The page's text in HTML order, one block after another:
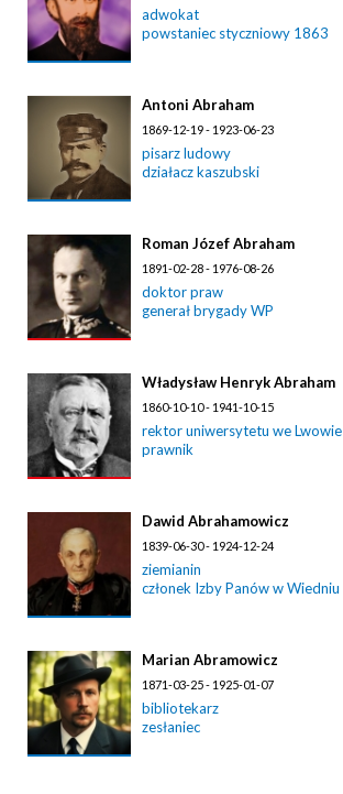
adwokat
powstaniec styczniowy 1863
Antoni Abraham
1869-12-19 - 1923-06-23
pisarz ludowy
działacz kaszubski
Roman Józef Abraham
1891-02-28 - 1976-08-26
doktor praw
generał brygady WP
Władysław Henryk Abraham
1860-10-10 - 1941-10-15
rektor uniwersytetu we Lwowie
prawnik
Dawid Abrahamowicz
1839-06-30 - 1924-12-24
ziemianin
członek Izby Panów w Wiedniu
Marian Abramowicz
1871-03-25 - 1925-01-07
bibliotekarz
zesłaniec